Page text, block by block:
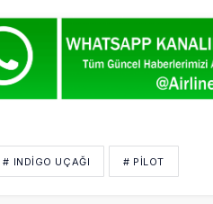
# INDIGO UÇAĞI # PİLOT